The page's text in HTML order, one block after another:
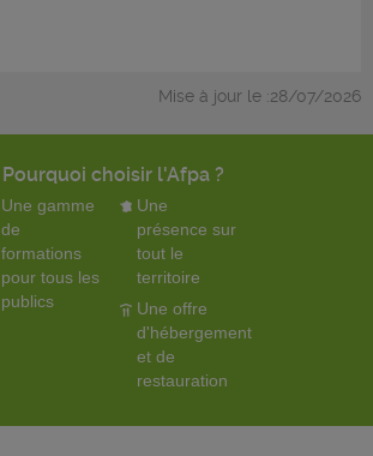
Mise à jour le :28/07/2026
Pourquoi choisir l'Afpa ?
Une gamme
de
formations
pour tous les
publics
Une
présence sur
tout le
territoire
Une offre
d'hébergement
et de
restauration